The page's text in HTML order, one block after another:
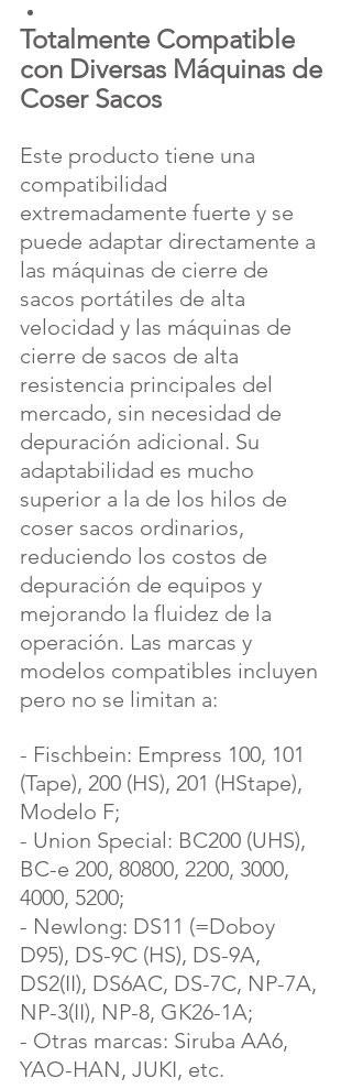
Totalmente Compatible
con Diversas Máquinas de
Coser Sacos
Este producto tiene una
compatibilidad
extremadamente fuerte y se
puede adaptar directamente a
las máquinas de cierre de
sacos portátiles de alta
velocidad y las máquinas de
cierre de sacos de alta
resistencia principales del
mercado, sin necesidad de
depuración adicional. Su
adaptabilidad es mucho
superior a la de los hilos de
coser sacos ordinarios,
reduciendo los costos de
depuración de equipos y
mejorando la fluidez de la
operación. Las marcas y
modelos compatibles incluyen
pero no se limitan a:
- Fischbein: Empress 100, 101
(Tape), 200 (HS), 201 (HStape),
Modelo F;
- Union Special: BC200 (UHS),
BC-e 200, 80800, 2200, 3000,
4000, 5200;
- Newlong: DS11 (=Doboy
D95), DS-9C (HS), DS-9A,
DS2(II), DS6AC, DS-7C, NP-7A,
NP-3(II), NP-8, GK26-1A;
- Otras marcas: Siruba AA6,
YAO-HAN, JUKI, etc.